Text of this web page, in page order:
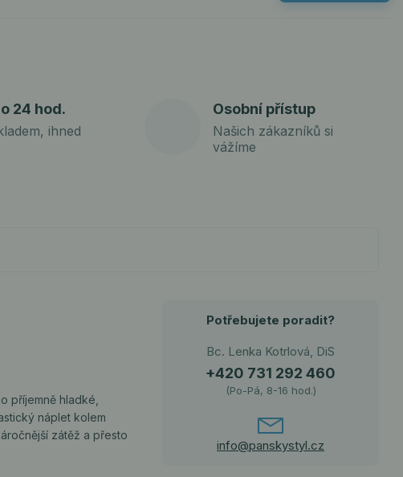
24 hod.
ihned
Osobní přístup
Našich zákazníků si
vážíme
příjemně hladké,
náplet kolem
zátěž a přesto
Potřebujete poradit?
Bc. Lenka Kotrlová, DiS
+420 731 292 460
(Po-Pá, 8-16 hod.)
info@panskystyl.cz